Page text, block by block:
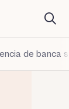
de banca